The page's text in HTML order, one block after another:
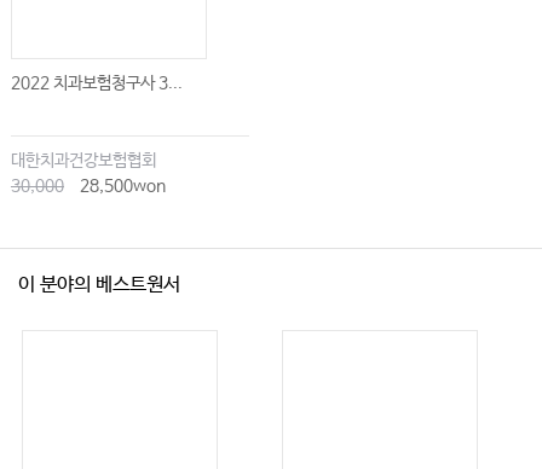
2022 치과보험청구사 3...
대한치과건강보험협회
30,000
28,500won
이 분야의 베스트원서